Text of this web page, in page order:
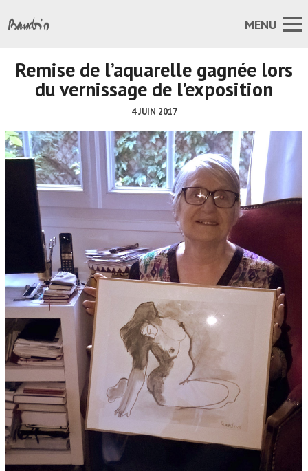
Remise de l’aquarelle gagnée lors
du vernissage de l’exposition
4 JUIN 2017